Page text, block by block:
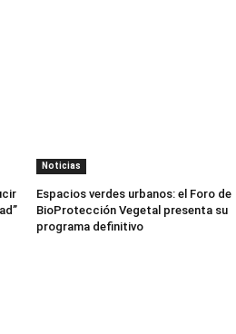
Noticias
Espacios verdes urbanos: el Foro de
BioProtección Vegetal presenta su
programa definitivo